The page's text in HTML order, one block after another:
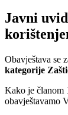
Javni
Obavještava se
kategorije
Kako je članom
obavještavamo